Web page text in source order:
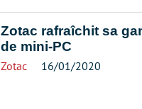
Zotac rafraîchit sa
de mini-PC
Zotac 16/01/2020